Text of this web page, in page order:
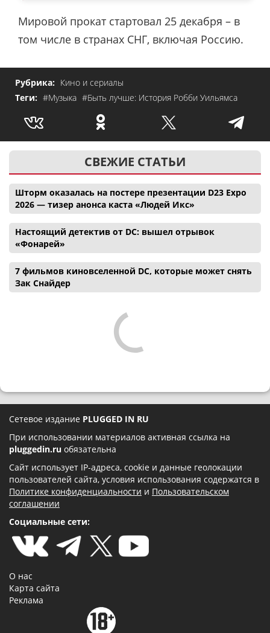
Мировой прокат стартовал 25 декабря – в
том числе в странах СНГ, включая Россию.
Рубрика: Кино и сериалы
Теги: #Музыка #Быть лучше: История Робби Уильямса
СВЕЖИЕ СТАТЬИ
Шторм оказалась на постере презентации D23 Expo
2026 — тизер анонса каста «Людей Икс»
Настоящий детектив от DC: вышел отрывок
«Фонарей»
7 фильмов киновселенной DC, которые может снять
Зак Снайдер
Сетевое издание PLUGGED IN RU
При использовании материалов активная ссылка на
pluggedin.ru обязательна
Сайт использует IP-адреса, cookie и данные геолокации
пользователей сайта, условия использования содержатся в
Политике конфиденциальности и Пользовательском
соглашении
Социальные сети:
О нас
Карта сайта
Реклама